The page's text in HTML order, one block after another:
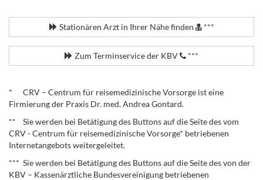
Stationären Arzt in Ihrer Nähe finden ***
Zum Terminservice der KBV ***
* CRV – Centrum für reisemedizinische Vorsorge ist eine
Firmierung der Praxis Dr. med. Andrea Gontard.
** Sie werden bei Betätigung des Buttons auf die Seite des vom
CRV - Centrum für reisemedizinische Vorsorge* betriebenen
Internetangebots weitergeleitet.
*** Sie werden bei Betätigung des Buttons auf die Seite des von der
KBV – Kassenärztliche Bundesvereinigung betriebenen